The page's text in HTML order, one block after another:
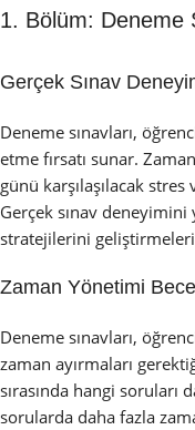
1. Bölüm: Deneme
Gerçek Sınav
Deneme sınavları,
etme fırsatı sunar.
günü karşılaşılacak stres
Gerçek sınav
stratejilerini
Zaman Yönetimi
Deneme sınavları,
zaman ayırmaları
sırasında hangi soruları
sorularda daha fazla